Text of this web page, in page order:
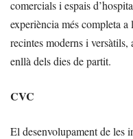
comercials i espais
experiència més completa
recintes moderns i
enllà dels dies de partit.
CVC
El desenvolupament de